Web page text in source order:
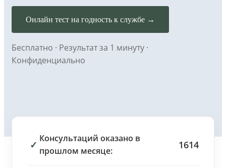
Онлайн тест на годность к службе →
Бесплатно · Результат за 1 минуту ·
Конфиденциально
✓
Консультаций оказано в
прошлом месяце:
1614